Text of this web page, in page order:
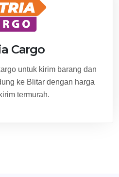
Cargo
untuk kirim barang dan
ke Blitar dengan harga
termurah.